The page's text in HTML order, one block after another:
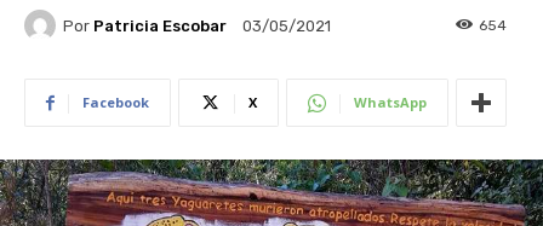
Por Patricia Escobar 03/05/2021 654
Facebook X WhatsApp